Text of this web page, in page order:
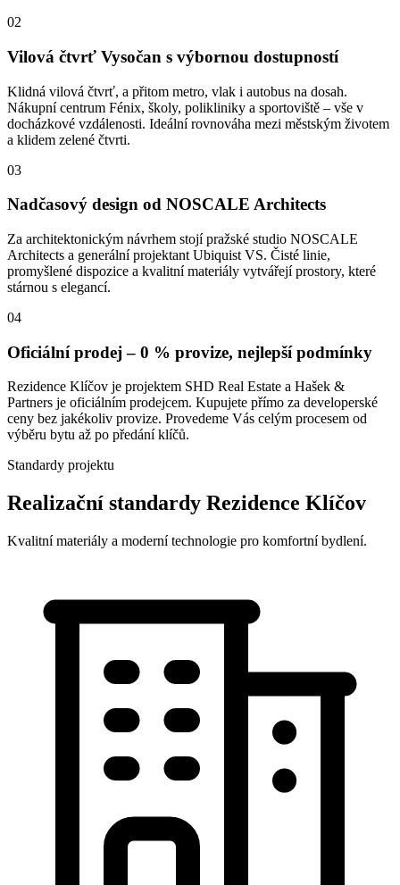
02
Vilová čtvrť Vysočan s výbornou dostupností
Klidná vilová čtvrť, a přitom metro, vlak i autobus na dosah.
Nákupní centrum Fénix, školy, polikliniky a sportoviště – vše v
docházkové vzdálenosti. Ideální rovnováha mezi městským životem
a klidem zelené čtvrti.
03
Nadčasový design od NOSCALE Architects
Za architektonickým návrhem stojí pražské studio NOSCALE
Architects a generální projektant Ubiquist VS. Čisté linie,
promyšlené dispozice a kvalitní materiály vytvářejí prostory, které
stárnou s elegancí.
04
Oficiální prodej – 0 % provize, nejlepší podmínky
Rezidence Klíčov je projektem SHD Real Estate a Hašek &
Partners je oficiálním prodejcem. Kupujete přímo za developerské
ceny bez jakékoliv provize. Provedeme Vás celým procesem od
výběru bytu až po předání klíčů.
Standardy projektu
Realizační standardy Rezidence Klíčov
Kvalitní materiály a moderní technologie pro komfortní bydlení.